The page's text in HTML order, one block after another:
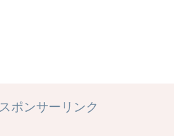
スポンサーリンク